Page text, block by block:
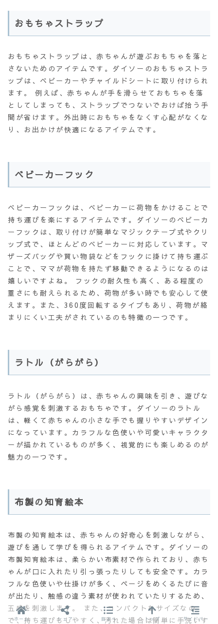
おもちゃストラップ
おもちゃストラップは、赤ちゃんが遊ぶおもちゃを落と
さないためのアイテムです。ダイソーのおもちゃストラ
ップは、ベビーカーやチャイルドシートに取り付けられ
ます。 例えば、赤ちゃんが手を滑らせておもちゃを落
としてしまっても、ストラップでつないでおけば拾う手
間が省けます。外出時におもちゃをなくす心配がなくな
り、お出かけが快適になるアイテムです。
ベビーカーフック
ベビーカーフックは、ベビーカーに荷物をかけることで
持ち運びを楽にするアイテムです。ダイソーのベビーカ
ーフックは、取り付けが簡単なマジックテープ式やクリ
ップ式で、ほとんどのベビーカーに対応しています。マ
ザーズバッグや買い物袋などをフックに掛けて持ち運ぶ
ことで、ママが荷物を持たず移動できるようになるのは
嬉しいですよね。 フックの耐久性も高く、ある程度の
重さにも耐えられるため、荷物が多い時でも安心して使
えます。また、360度回転するタイプもあり、荷物が絡
まりにくい工夫がされているのも特徴の一つです。
ラトル（がらがら）
ラトル（がらがら）は、赤ちゃんの興味を引き、遊びな
がら感覚を刺激するおもちゃです。ダイソーのラトル
は、軽くて赤ちゃんの小さな手でも握りやすいデザイン
になっています。カラフルな色使いや可愛いキャラクタ
ーが描かれているものが多く、視覚的にも楽しめるのが
魅力の一つです。
布製の知育絵本
布製の知育絵本は、赤ちゃんの好奇心を刺激しながら、
遊びを通して学びを得られるアイテムです。ダイソーの
布製知育絵本は、柔らかい布素材で作られており、赤ち
ゃんが口に入れたり引っ張ったりしても安全です。カラ
フルな色使いや仕掛けが多く、ページをめくるたびに音
が出たり、触感の違う素材が使われていたりするため、
五感を刺激します。 また、コンパクトなサイズなの
で、持ち運びもしやすく、汚れた場合は簡単に手洗いす
ホーム シェア 目次へ トップ サイドバー